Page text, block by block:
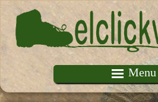
Pasar al contenido principal
Menu